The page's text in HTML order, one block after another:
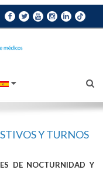
Y TURNOS
DE NOCTURNIDAD Y